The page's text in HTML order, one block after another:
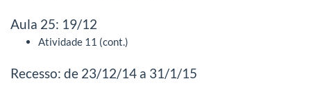
Aula 25: 19/12
Atividade 11 (cont.)
Recesso: de 23/12/14 a 31/1/15